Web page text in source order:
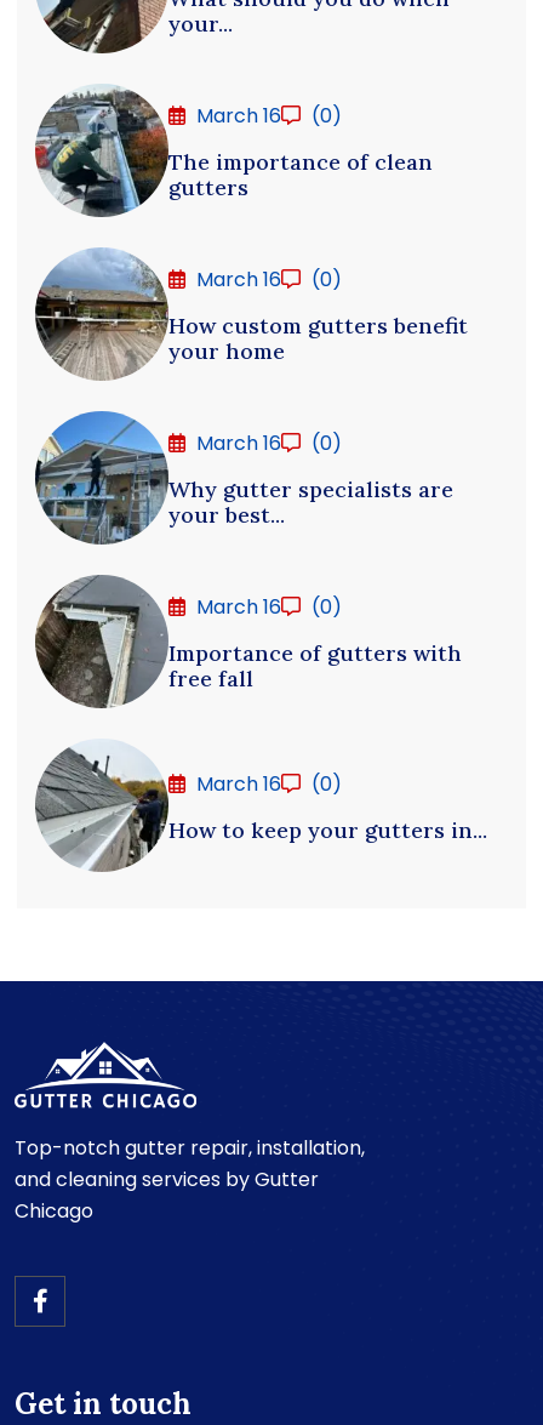
your...
March 16
(0)
The importance of clean
gutters
March 16
(0)
How custom gutters benefit
your home
March 16
(0)
Why gutter specialists are
your best...
March 16
(0)
Importance of gutters with
free fall
March 16
(0)
How to keep your gutters in...
Top-notch gutter repair, installation,
and cleaning services by Gutter
Chicago
Get in touch